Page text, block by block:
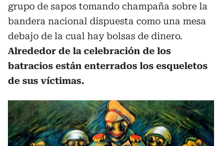
grupo de sapos tomando champaña sobre la
bandera nacional dispuesta como una mesa
debajo de la cual hay bolsas de dinero.
Alrededor de la celebración de los
batracios están enterrados los esqueletos
de sus víctimas.